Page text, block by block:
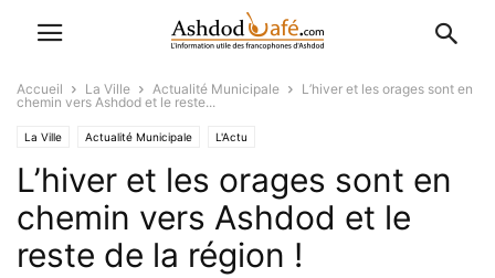
Accueil La Ville Actualité Municipale
L’hiver et les orages sont en
chemin vers Ashdod et le reste...
La Ville Actualité Municipale L'Actu
L’hiver et les orages sont en
chemin vers Ashdod et le
reste de la région !